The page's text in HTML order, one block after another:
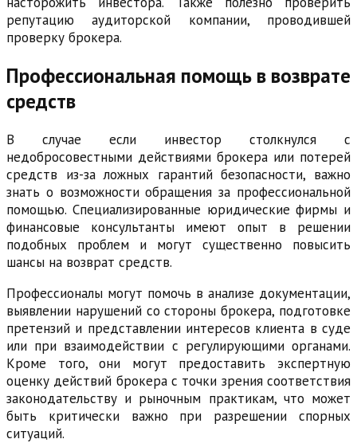
репутацию аудиторской компании, проводившей
проверку брокера.
Профессиональная помощь в возврате
средств
В случае если инвестор столкнулся с
недобросовестными действиями брокера или потерей
средств из-за ложных гарантий безопасности, важно
знать о возможности обращения за профессиональной
помощью. Специализированные юридические фирмы и
финансовые консультанты имеют опыт в решении
подобных проблем и могут существенно повысить
шансы на возврат средств.
Профессионалы могут помочь в анализе документации,
выявлении нарушений со стороны брокера, подготовке
претензий и представлении интересов клиента в суде
или при взаимодействии с регулирующими органами.
Кроме того, они могут предоставить экспертную
оценку действий брокера с точки зрения соответствия
законодательству и рыночным практикам, что может
быть критически важно при разрешении спорных
ситуаций.